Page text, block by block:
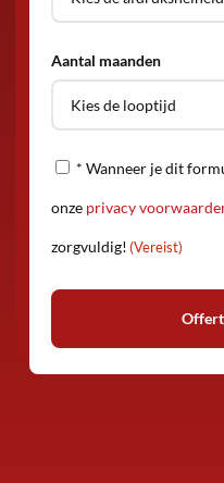
Aantal maanden
Privacy
(Vereist)
* Wanneer je dit
onze privacy
zorgvuldig! (Vereist)